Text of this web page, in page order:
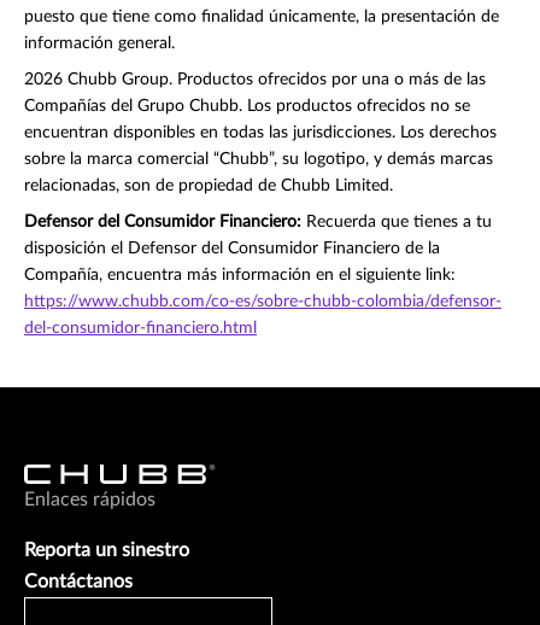
puesto que tiene como finalidad únicamente, la presentación de
información general.
2026 Chubb Group. Productos ofrecidos por una o más de las
Compañías del Grupo Chubb. Los productos ofrecidos no se
encuentran disponibles en todas las jurisdicciones. Los derechos
sobre la marca comercial “Chubb”, su logotipo, y demás marcas
relacionadas, son de propiedad de Chubb Limited.
Defensor del Consumidor Financiero: Recuerda que tienes a tu
disposición el Defensor del Consumidor Financiero de la
Compañía, encuentra más información en el siguiente link:
https://www.chubb.com/co-es/sobre-chubb-colombia/defensor-
del-consumidor-financiero.html
Enlaces rápidos
Reporta un sinestro
Contáctanos